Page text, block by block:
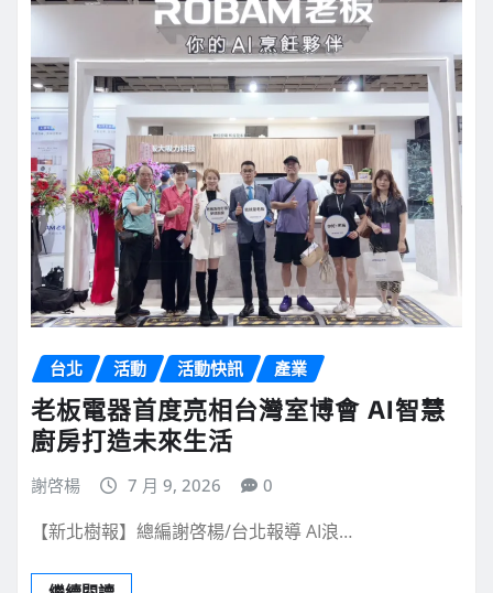
台北 活動 活動快訊 產業
老板電器首度亮相台灣室博會 AI智慧
廚房打造未來生活
謝啓楊 7 月 9, 2026 0
【新北樹報】總編謝啓楊/台北報導 AI浪…